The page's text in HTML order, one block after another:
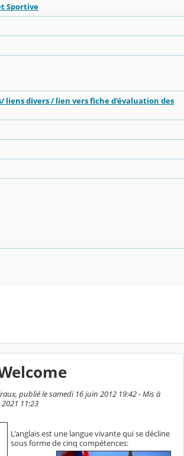
Sportive
liens divers / lien vers fiche d'évaluation des
publié le samedi 16 juin 2012 19:42 - Mis à
11:23
L'anglais est une langue vivante qui se décline
sous forme de cinq compétences: